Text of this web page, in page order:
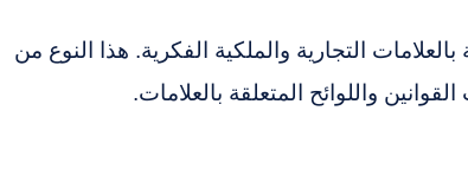
التجارية والملكية الفكرية. هذا النوع من
واللوائح المتعلقة بالعلامات.